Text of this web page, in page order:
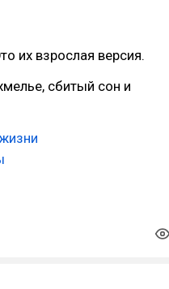
их взрослая версия.
сбитый сон и